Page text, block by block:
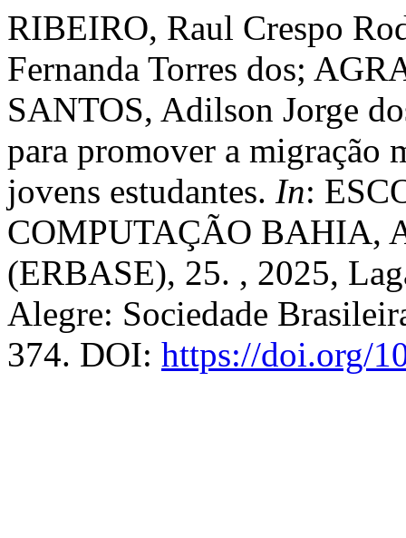
RIBEIRO, Raul Crespo
Fernanda Torres dos;
SANTOS, Adilson Jorge
para promover a migração
jovens estudantes. In:
COMPUTAÇÃO BAHIA,
(ERBASE), 25. , 2025,
Alegre: Sociedade
374. DOI: https://doi.org/